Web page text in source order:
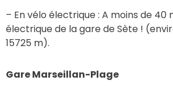
– En vélo électrique : A moins de 40
électrique de la gare de Sète !
15725 m).
Gare Marseillan-Plage